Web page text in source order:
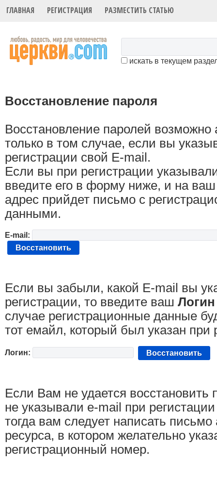
ГЛАВНАЯ РЕГИСТРАЦИЯ РАЗМЕСТИТЬ СТАТЬЮ
искать в текущем
Восстановление пароля
Восстановление паролей возможно
только в том случае, если вы
регистрации свой E-mail.
Если вы при регистрации
введите его в форму ниже, и на
адрес прийдет письмо с
данными.
E-mail:
Если вы забыли, какой E-mail вы
регистрации, то введите ваш Логин
случае регистрационные данные
тот емайл, который был указан при
Логин:
Если Вам не удается восстановить
не указывали e-mail при
тогда вам следует написать
ресурса, в котором желательно
регистрационный номер.